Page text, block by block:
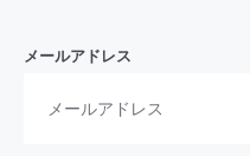
メールアドレス